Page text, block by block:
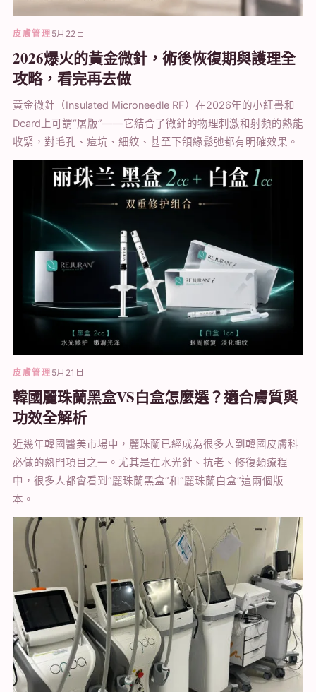
皮膚管理 5月22日
2026爆火的黃金微針，術後恢復期與護理全
攻略，看完再去做
黃金微針（Insulated Microneedle RF）在2026年的小紅書和
Dcard上可謂“屠版”——它結合了微針的物理刺激和射頻的熱能
收緊，對毛孔、痘坑、細紋、甚至下頜緣鬆弛都有明確效果。
皮膚管理 5月21日
韓國麗珠蘭黑盒VS白盒怎麼選？適合膚質與
功效全解析
近幾年韓國醫美市場中，麗珠蘭已經成為很多人到韓國皮膚科
必做的熱門項目之一。尤其是在水光針、抗老、修復類療程
中，很多人都會看到“麗珠蘭黑盒”和“麗珠蘭白盒”這兩個版
本。